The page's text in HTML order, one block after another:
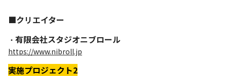
■クリエイター
・ 有限会社スタジオニブロール
https://www.nibroll.jp
実施プロジェクト2